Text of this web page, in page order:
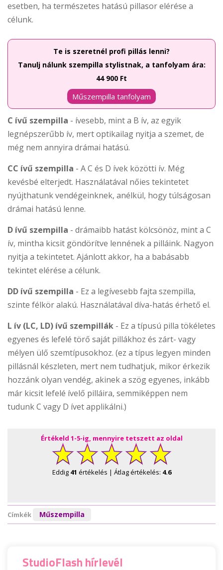
esetben, ha természetes hatású pillasor elérése a
célunk.
Te is szeretnél profi pillás lenni?
Tanulj nálunk szempilla stylistnak, a tanfolyam ára:
44 900 Ft
Műszempilla tanfolyam
C ívű szempilla - ívesebb, mint a B ív, az egyik
legnépszerűbb ív, mert optikailag nyitja a szemet, de
még nem annyira drámai hatású.
CC ívű szempilla - A C és D ívek közötti ív. Még
kevésbé elterjedt. Használatával nőies tekintetet
nyújthatunk vendégeinknek, anélkül, hogy túlságosan
drámai hatású lenne.
D ívű szempilla - drámaibb hatást kölcsönöz, mint a C
ív, mintha kicsit göndörítve lennének a pilláink. Nagyon
nyitja a tekintetet. Ajánlott akkor, ha a babásabb
tekintet elérése a célunk.
DD ívű szempilla - Ez a legívesebb fajta szempilla,
szinte félkör alakú. Használatával díva-hatás érhető el.
L ív (LC, LD) ívű szempillák - Ez a típusú pilla tökéletes
egyenes és lefelé törő saját pillákhoz és zárt- vagy
mélyen ülő szemtípusokhoz. (ez a típus legyen minden
pillásnál készleten, mert nem tudhatjuk, mikor érkezik
hozzánk olyan vendég, akinek a szög egyenes, inkább
már kicsit lefelé ívelő pilláira, semmiképpen nem
tudunk C vagy D ívet applikálni.)
Értékeld 1-5-ig, mennyire tetszett az oldal
Eddig 41 értékelés | Átlag értékelés: 4.6
Címkék Műszempilla
StudioFlash hírlevél